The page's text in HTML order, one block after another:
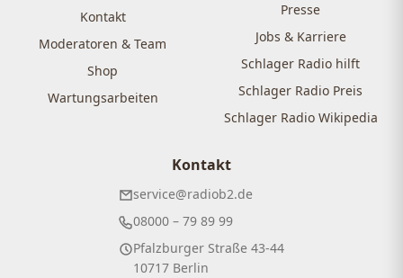
Kontakt
Moderatoren & Team
Shop
Wartungsarbeiten
Presse
Jobs & Karriere
Schlager Radio hilft
Schlager Radio Preis
Schlager Radio Wikipedia
Kontakt
service@radiob2.de
08000 – 79 89 99
Pfalzburger Straße 43-44
10717 Berlin